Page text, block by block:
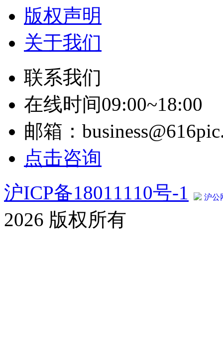
版权声明
关于我们
联系我们
在线时间09:00~18:00
邮箱：
点击咨询
沪ICP备18011110号-1
沪公
2026 版权所有